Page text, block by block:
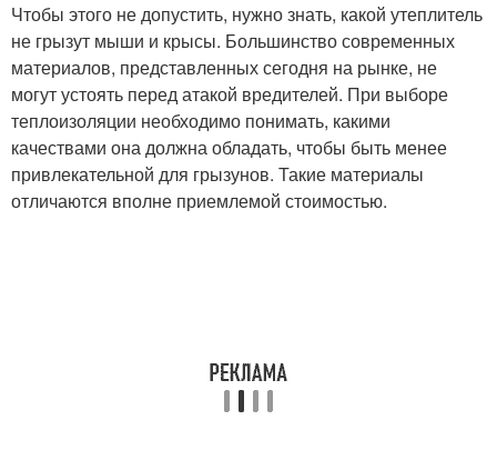
Чтобы этого не допустить, нужно знать, какой утеплитель
не грызут мыши и крысы. Большинство современных
материалов, представленных сегодня на рынке, не
могут устоять перед атакой вредителей. При выборе
теплоизоляции необходимо понимать, какими
качествами она должна обладать, чтобы быть менее
привлекательной для грызунов. Такие материалы
отличаются вполне приемлемой стоимостью.